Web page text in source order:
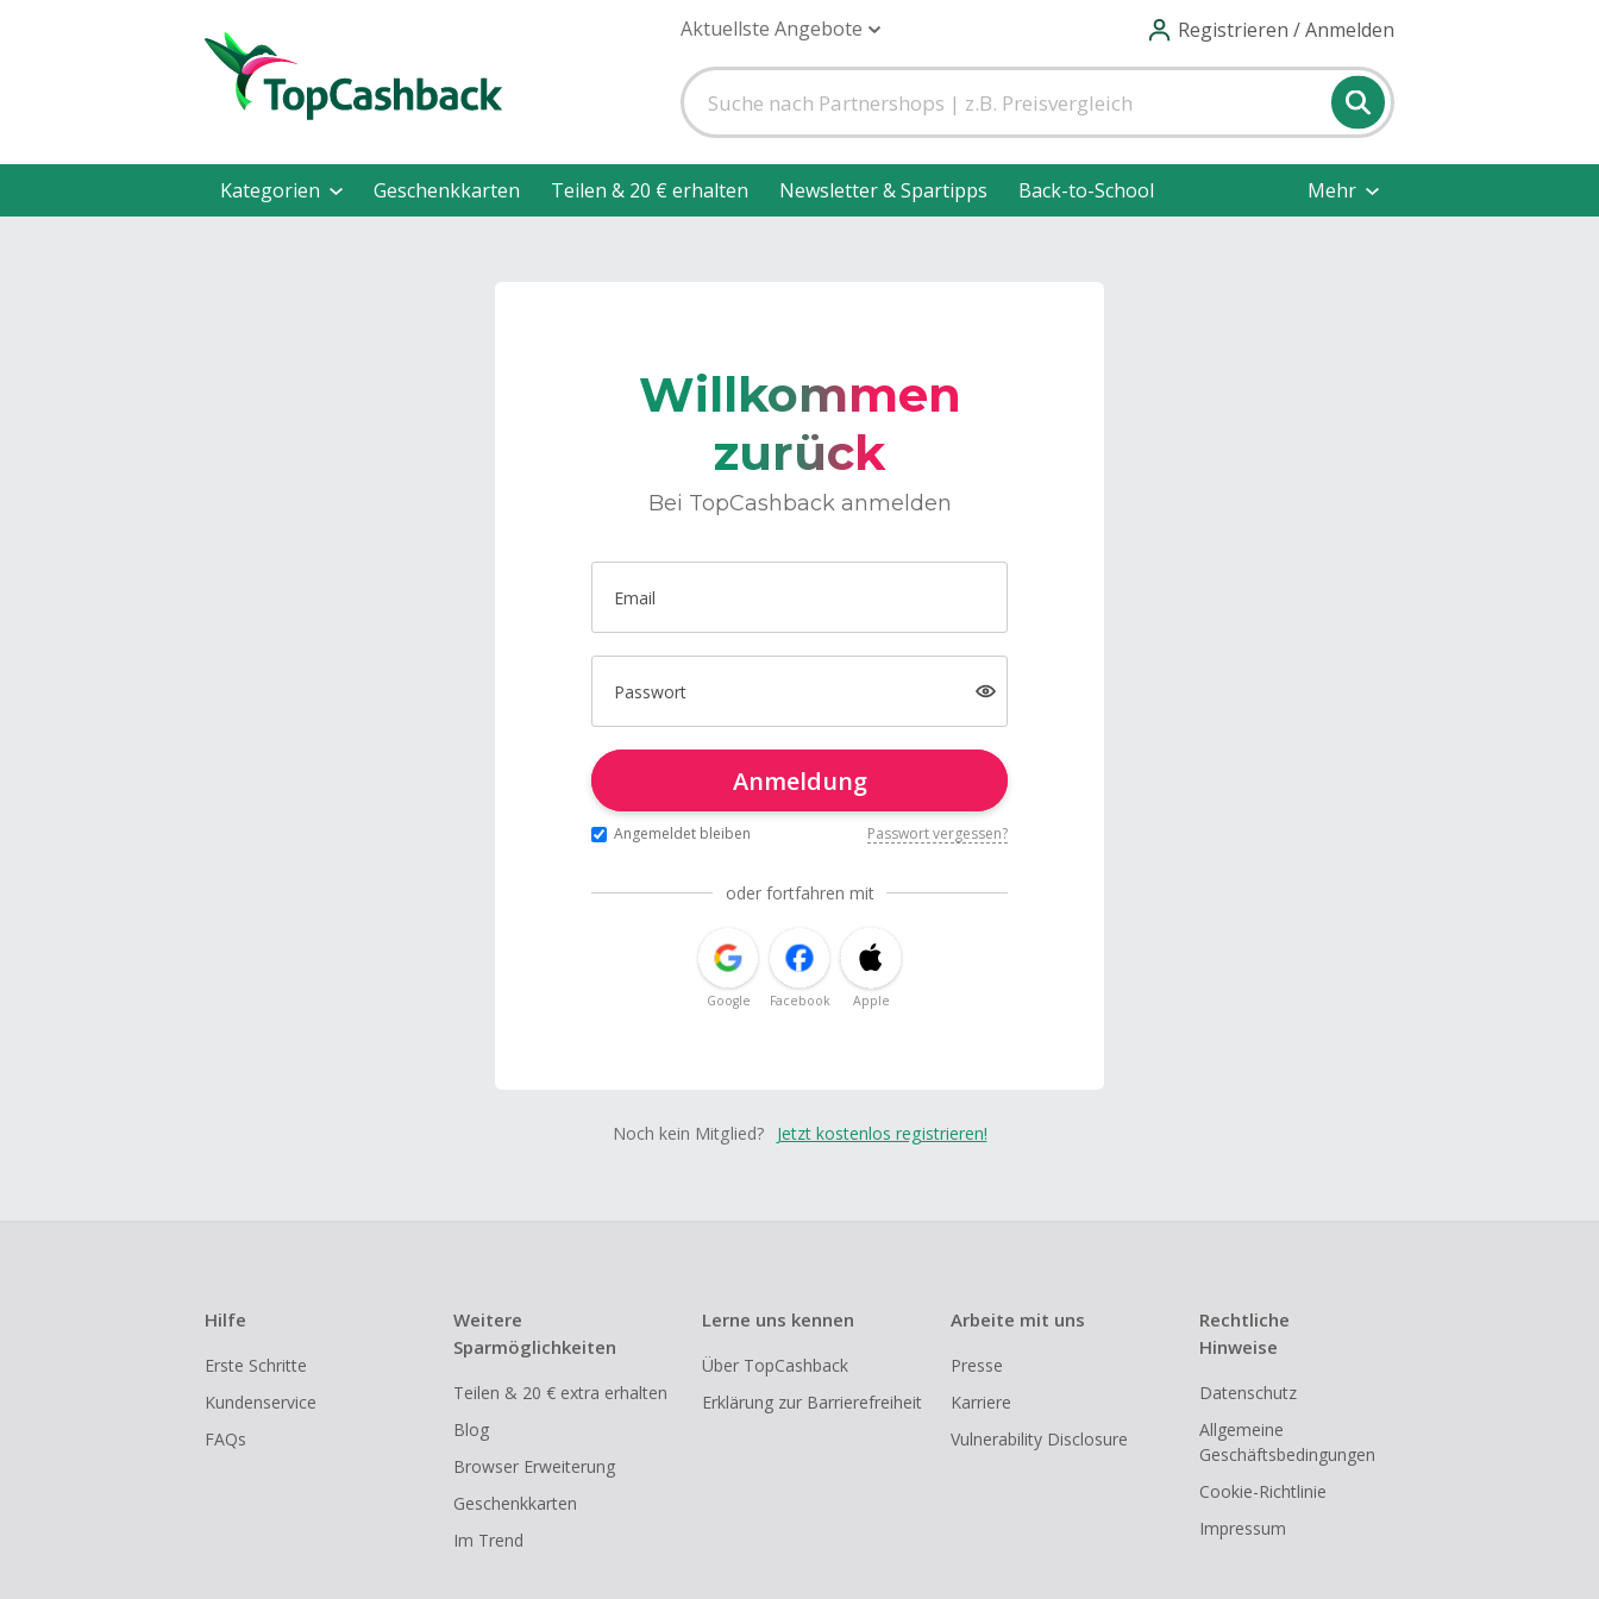
Aktuellste Angebote Registrieren / Anmelden
Kategorien Geschenkkarten Teilen & 20 € erhalten Newsletter & Spartipps Back-to-School Mehr
Willkommen
zurück
Bei TopCashback anmelden
Email
Passwort
Anmeldung
Angemeldet bleiben Passwort vergessen?
oder fortfahren mit
Google Facebook Apple
Noch kein Mitglied? Jetzt kostenlos registrieren!
Hilfe
Erste Schritte
Kundenservice
FAQs
Weitere
Sparmöglichkeiten
Teilen & 20 € extra erhalten
Blog
Browser Erweiterung
Geschenkkarten
Im Trend
Lerne uns kennen
Über TopCashback
Erklärung zur Barrierefreiheit
Arbeite mit uns
Presse
Karriere
Vulnerability Disclosure
Rechtliche
Hinweise
Datenschutz
Allgemeine
Geschäftsbedingungen
Cookie-Richtlinie
Impressum